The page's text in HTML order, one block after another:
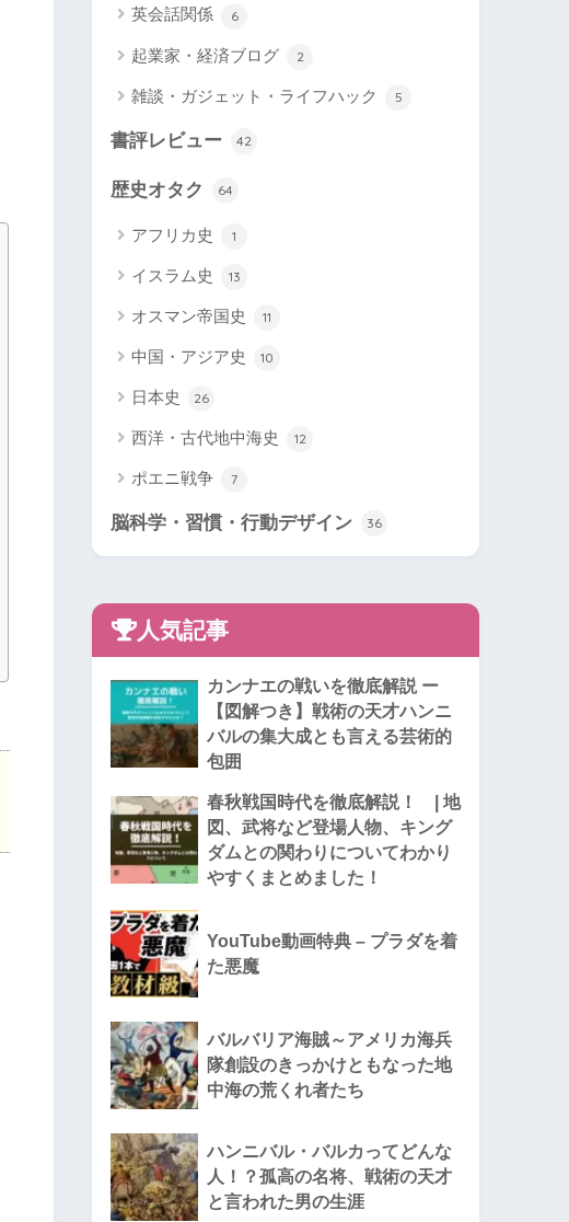
英会話関係 6
起業家・経済ブログ 2
雑談・ガジェット・ライフハック 5
書評レビュー 42
歴史オタク 64
アフリカ史 1
イスラム史 13
オスマン帝国史 11
中国・アジア史 10
日本史 26
西洋・古代地中海史 12
ポエニ戦争 7
脳科学・習慣・行動デザイン 36
人気記事
カンナエの戦いを徹底解説 ー
【図解つき】戦術の天才ハンニ
バルの集大成とも言える芸術的
包囲
春秋戦国時代を徹底解説！ | 地
図、武将など登場人物、キング
ダムとの関わりについてわかり
やすくまとめました！
YouTube動画特典 – プラダを着
た悪魔
バルバリア海賊～アメリカ海兵
隊創設のきっかけともなった地
中海の荒くれ者たち
ハンニバル・バルカってどんな
人！？孤高の名将、戦術の天才
と言われた男の生涯